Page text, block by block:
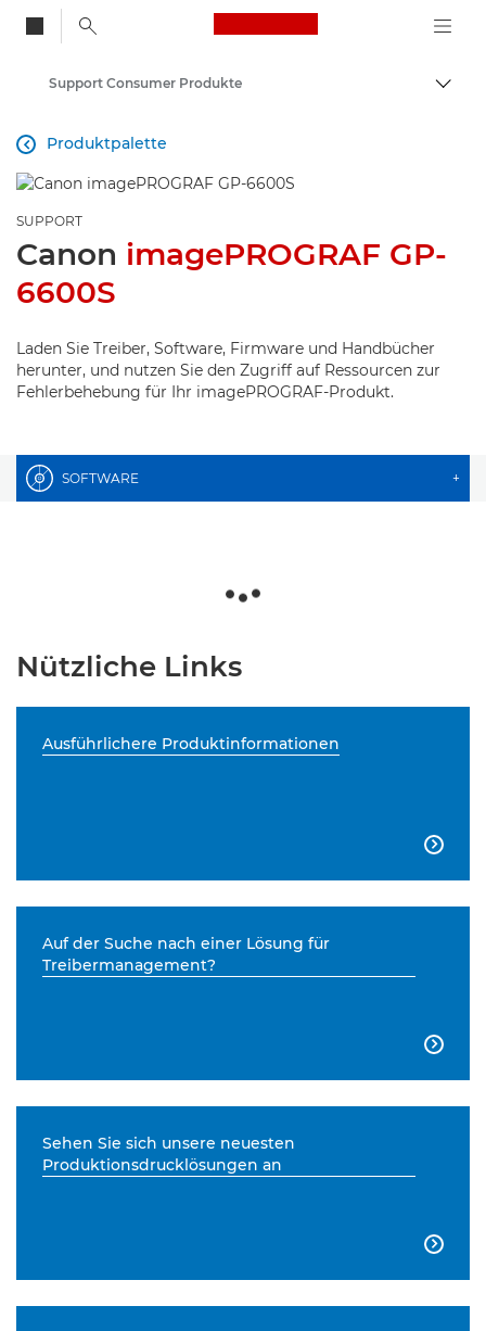
Canon Logo, back
Auf
Support Consumer Produkte
Produktpalette

SUPPORT
Canon imagePROGRAF GP-
6600S
Laden Sie Treiber, Software, Firmware und Handbücher
herunter, und nutzen Sie den Zugriff auf Ressourcen zur
Fehlerbehebung für Ihr imagePROGRAF-Produkt.
SOFTWARE +
Nützliche Links
Ausführlichere Produktinformationen

Auf der Suche nach einer Lösung für
Treibermanagement?

Sehen Sie sich unsere neuesten
Produktionsdrucklösungen an
